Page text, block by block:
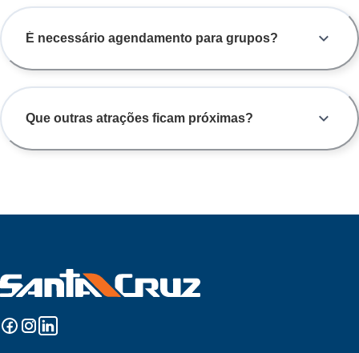
É necessário agendamento para grupos?
Que outras atrações ficam próximas?